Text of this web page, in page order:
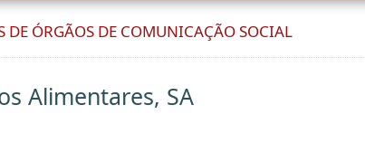
DE ÓRGÃOS DE COMUNICAÇÃO SOCIAL
Alimentares, SA